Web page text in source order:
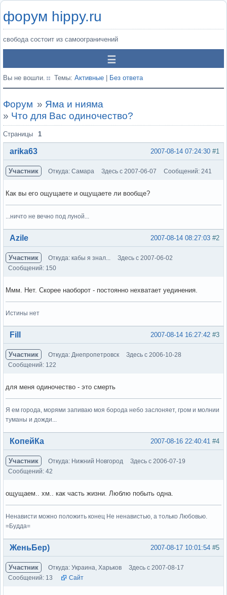
форум hippy.ru
свобода состоит из самоограничений
Вы не вошли. Темы: Активные Без ответа
Форум » Яма и нияма
» Что для Вас одиночество?
Страницы 1
#1
2007-08-14 07:24:30
arika63
Участник Откуда: Самара Здесь с 2007-06-07 Сообщений: 241
Как вы его ощущаете и ощущаете ли вообще?
...ничто не вечно под луной...
Вне форума #2
2007-08-14 08:27:03
Azile
Участник Откуда: кабы я знал...
Здесь с 2007-06-02
Сообщений: 150
Ммм. Нет. Скорее наоборот - постоянно нехватает уединения.
Истины нет
Вне форума #3
2007-08-14 16:27:42
Fill
Участник Откуда: Днепропетровск
Здесь с 2006-10-28
Сообщений: 122
для меня одиночество - это смерть
Я ем города, морями запиваю моя борода небо заслоняет, гром и молнии
туманы и дожди...
Вне форума #4
2007-08-16 22:40:41
КопейКа
Участник Откуда: Нижний Новгород
Здесь с 2006-07-19
Сообщений: 42
ощущаем.. хм.. как часть жизни. Люблю побыть одна.
Ненависти можно положить конец Не ненавистью, а только Любовью.
=Будда=
Вне форума #5
2007-08-17 10:01:54
ЖеньБер)
Участник Откуда: Украина, Харьков
Здесь с 2007-08-17
Сообщений: 13
Сайт